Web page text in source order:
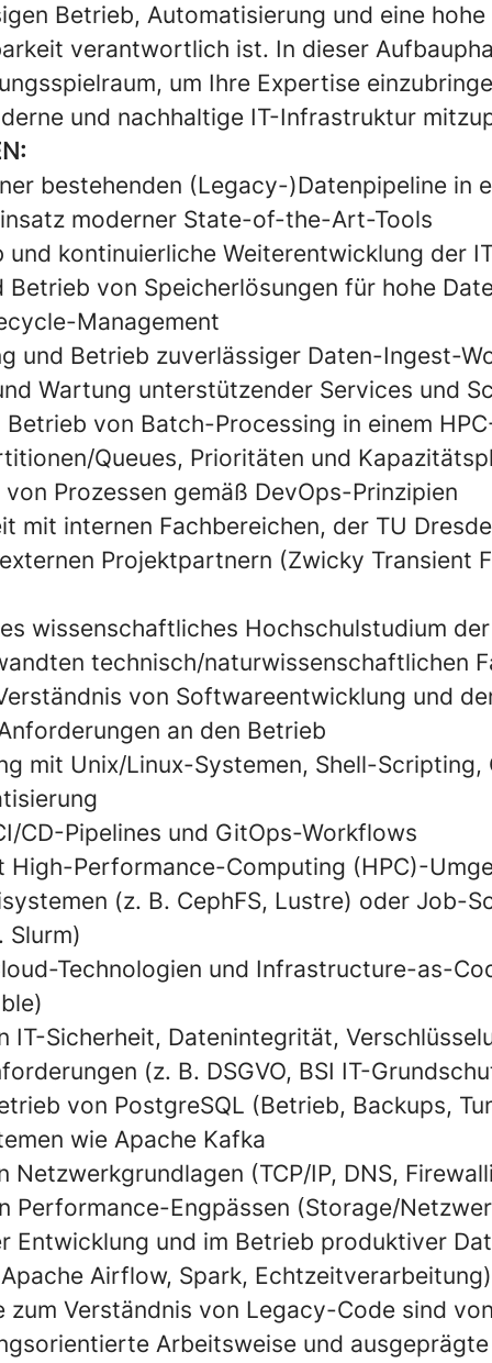
Betrieb, Automatisierung und eine hohe
verantwortlich ist. In dieser
um Ihre Expertise
und nachhaltige IT-Infrastruktur
bestehenden (Legacy-)Datenpipeline in
moderner State-of-the-Art-Tools
und kontinuierliche Weiterentwicklung der
Betrieb von Speicherlösungen für hohe
Management
und Betrieb zuverlässiger Daten-Ingest-
Wartung unterstützender Services und
von Batch-Processing in einem
Queues, Prioritäten und
Prozessen gemäß DevOps-Prinzipien
mit internen Fachbereichen, der TU
Projektpartnern (Zwicky Transient
wissenschaftliches Hochschulstudium
technisch/naturwissenschaftlichen
von Softwareentwicklung und
an den Betrieb
mit Unix/Linux-Systemen, Shell-Scripting,
CD-Pipelines und GitOps-Workflows
High-Performance-Computing (HPC)-
(z. B. CephFS, Lustre) oder Job-
Slurm)
Technologien und Infrastructure-as-
IT-Sicherheit, Datenintegrität,
(z. B. DSGVO, BSI IT-
von PostgreSQL (Betrieb, Backups,
wie Apache Kafka
Netzwerkgrundlagen (TCP/IP, DNS,
Performance-Engpässen (Storage/
Entwicklung und im Betrieb produktiver
Airflow, Spark, Echtzeitverarbeitung)
zum Verständnis von Legacy-Code sind
Arbeitsweise und